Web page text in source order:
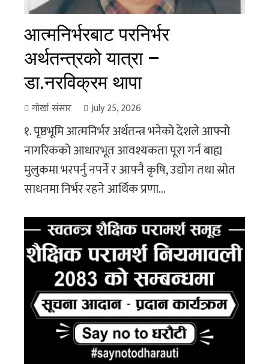
आत्मनिर्भरबाट परनिर्भर
अर्थतन्त्रको यात्रा –
डा.नरविक्रम थापा
गोर्खा संसार July 25, 2026
१. पृष्ठभूमि आत्मनिर्भर अर्थतन्त्र भनेको देशले आफ्नो
नागरिकको आधारभूत आवश्यकता पूरा गर्न बाह्य
मुलुकमा भरपर्नु नपर्ने र आफ्नै कृषि, उद्योग तथा स्रोत
साधनमा निर्भर रहने आर्थिक प्रणा...